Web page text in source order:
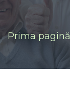
Prima pagină